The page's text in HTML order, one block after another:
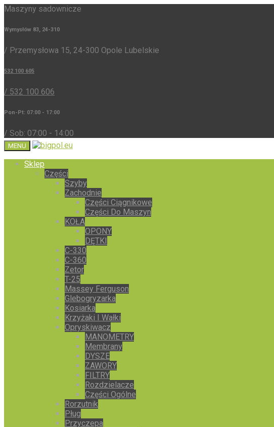
Maszyny sadownicze
Wymysłów 83, 24-310
/ Przemysłowa 15, 24-300 Opole Lubelskie
532 100 605
/ 532 100 606
Pon-Pt: 07:00 - 17:00
/ Sob: 07:00 - 14:00
MENU
Sklep
Części
Szyby
Zachodnie
Części Ciągnikowe
Części Do Maszyn
KOŁA
OPONY
DĘTKI
C-330
C-360
Zetor
T-25
Massey Ferguson
Glebogryzarka
Kosiarka
Krzyżaki I Wałki
Opryskiwacz
MANOMETRY
Membrany
DYSZE
ZAWORY
FILTRY
Rozdzielacze
Części Ogólne
Rorzutnik
Pług
Przyczepa